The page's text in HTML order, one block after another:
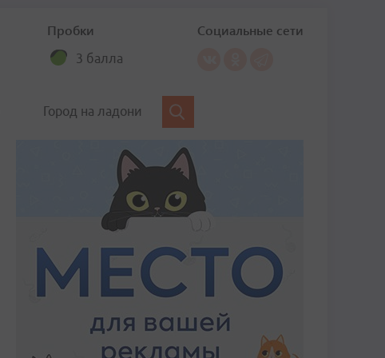
Пробки
3 балла
Социальные сети
Город на ладони